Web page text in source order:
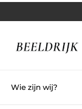
Wie zijn wij?